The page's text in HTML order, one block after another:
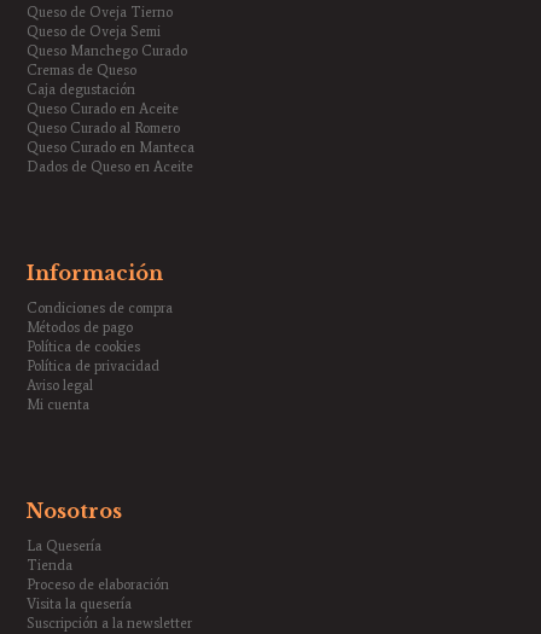
Queso de Oveja Tierno
Queso de Oveja Semi
Queso Manchego Curado
Cremas de Queso
Caja degustación
Queso Curado en Aceite
Queso Curado al Romero
Queso Curado en Manteca
Dados de Queso en Aceite
Información
Condiciones de compra
Métodos de pago
Política de cookies
Política de privacidad
Aviso legal
Mi cuenta
Nosotros
La Quesería
Tienda
Proceso de elaboración
Visita la quesería
Suscripción a la newsletter